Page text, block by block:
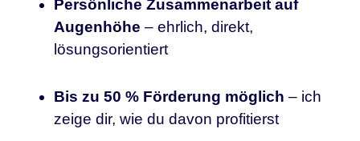
Persönliche Zusammenarbeit auf
Augenhöhe – ehrlich, direkt,
lösungsorientiert
Bis zu 50 % Förderung möglich – ich
zeige dir, wie du davon profitierst